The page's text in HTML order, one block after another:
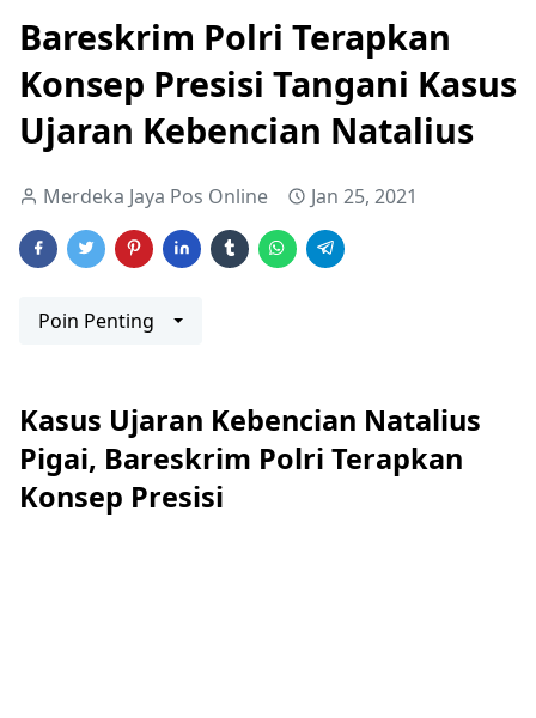
Bareskrim Polri Terapkan
Konsep Presisi Tangani Kasus
Ujaran Kebencian Natalius
Merdeka Jaya Pos Online Jan 25, 2021
Poin Penting
Kasus Ujaran Kebencian Natalius
Pigai, Bareskrim Polri Terapkan
Konsep Presisi